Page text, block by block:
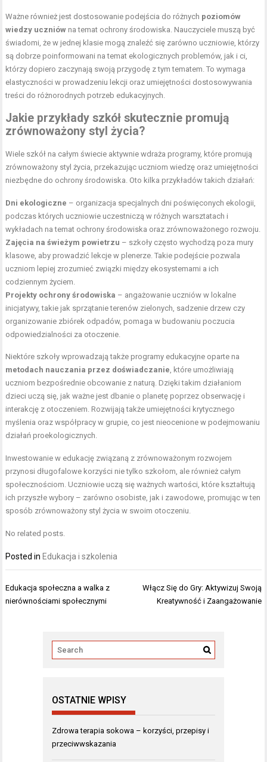
Ważne również jest dostosowanie podejścia do różnych poziomów
wiedzy uczniów na temat ochrony środowiska. Nauczyciele muszą być
świadomi, że w jednej klasie mogą znaleźć się zarówno uczniowie, którzy
są dobrze poinformowani na temat ekologicznych problemów, jak i ci,
którzy dopiero zaczynają swoją przygodę z tym tematem. To wymaga
elastyczności w prowadzeniu lekcji oraz umiejętności dostosowywania
treści do różnorodnych potrzeb edukacyjnych.
Jakie przykłady szkół skutecznie promują
zrównoważony styl życia?
Wiele szkół na całym świecie aktywnie wdraża programy, które promują
zrównoważony styl życia, przekazując uczniom wiedzę oraz umiejętności
niezbędne do ochrony środowiska. Oto kilka przykładów takich działań:
Dni ekologiczne – organizacja specjalnych dni poświęconych ekologii,
podczas których uczniowie uczestniczą w różnych warsztatach i
wykładach na temat ochrony środowiska oraz zrównoważonego rozwoju.
Zajęcia na świeżym powietrzu – szkoły często wychodzą poza mury
klasowe, aby prowadzić lekcje w plenerze. Takie podejście pozwala
uczniom lepiej zrozumieć związki między ekosystemami a ich
codziennym życiem.
Projekty ochrony środowiska – angażowanie uczniów w lokalne
inicjatywy, takie jak sprzątanie terenów zielonych, sadzenie drzew czy
organizowanie zbiórek odpadów, pomaga w budowaniu poczucia
odpowiedzialności za otoczenie.
Niektóre szkoły wprowadzają także programy edukacyjne oparte na
metodach nauczania przez doświadczanie , które umożliwiają
uczniom bezpośrednie obcowanie z naturą. Dzięki takim działaniom
dzieci uczą się, jak ważne jest dbanie o planetę poprzez obserwację i
interakcję z otoczeniem. Rozwijają także umiejętności krytycznego
myślenia oraz współpracy w grupie, co jest nieocenione w podejmowaniu
działań proekologicznych.
Inwestowanie w edukację związaną z zrównoważonym rozwojem
przynosi długofalowe korzyści nie tylko szkołom, ale również całym
społecznościom. Uczniowie uczą się ważnych wartości, które kształtują
ich przyszłe wybory – zarówno osobiste, jak i zawodowe, promując w ten
sposób zrównoważony styl życia w swoim otoczeniu.
No related posts.
Posted in Edukacja i szkolenia
Nawigacja
wpisu
Edukacja społeczna a walka z
nierównościami społecznymi
Włącz Się do Gry: Aktywizuj Swoją
Kreatywność i Zaangażowanie
OSTATNIE WPISY
Zdrowa terapia sokowa – korzyści, przepisy i
przeciwwskazania